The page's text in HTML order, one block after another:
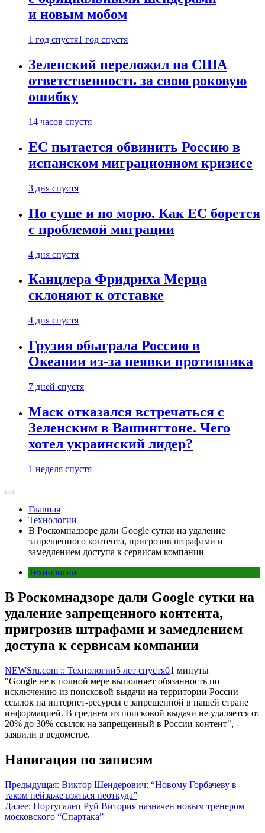
и новым мобом
1 год спустя1 год спустя
Зеленский переложил на США
ответственность за свою роковую
ошибку
14 часов спустя
ЕС пытается обвинить Россию в
испанском миграционном кризисе
3 дня спустя
По суше и по морю. Как ЕС борется
с проблемой миграции
4 дня спустя
Канцлера Фридриха Мерца
склоняют к отставке
4 дня спустя
Грузия обыграла Россию в
Океании из-за неявки противника
7 дней спустя
Маск отказался встречаться с
Зеленским в Вашингтоне. Чего
хотел украинский лидер?
1 неделя спустя
Главная
Технологии
В Роскомнадзоре дали Google сутки на удаление
запрещенного контента, пригрозив штрафами и
замедлением доступа к сервисам компании
Технологии
В Роскомнадзоре дали Google сутки на
удаление запрещенного контента,
пригрозив штрафами и замедлением
доступа к сервисам компании
NEWSru.com :: Технологии5 лет спустя01 минуты
"Google не в полной мере выполняет обязанность по
исключению из поисковой выдачи на территории России
ссылок на интернет-ресурсы с запрещенной в нашей стране
информацией. В среднем из поисковой выдачи не удаляется от
20% до 30% ссылок на запрещенный в России контент", -
заявили в ведомстве.
Навигация по записям
Предыдущая: Виктор Шендерович: “Новому Горбачеву в
таком пейзаже взяться неоткуда”
Далее: Португалец Руй Витория назначен новым тренером
московского “Спартака”